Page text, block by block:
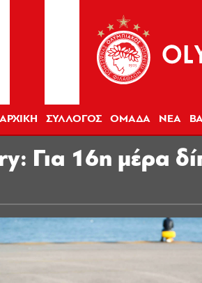
ΑΡΧΙΚΗ ΣΥΛΛΟΓΟΣ ΟΜΑΔΑ ΝΕΑ
Για 16η μέρα